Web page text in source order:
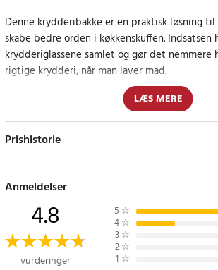
Denne krydderibakke er en praktisk løsning
skabe bedre orden i køkkenskuffen. Indsatsen
krydderiglassene samlet og gør det
rigtige krydderi, når man laver mad.
Placer en eller flere indsatser ved siden af
være plads på siden til andre
design gør krydderiopbevaringen fleksibel og
Specifikationer
- Materiale: PP, TPR
- Størrelse: 38,2 x 14,2 x 5 cm
Article number
LÆS MERE
Prishistorie
Anmeldelser
4.8
vurderinger
5 ☆
4 ☆
3 ☆
2 ☆
1 ☆